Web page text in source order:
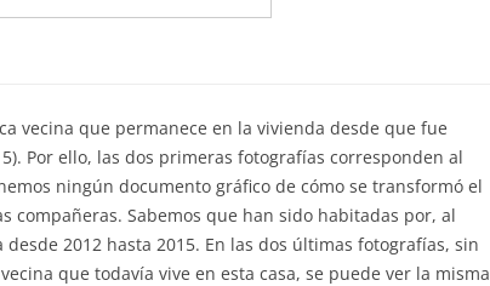
vecina que permanece en la vivienda desde que fue
Por ello, las dos primeras fotografías corresponden al
ningún documento gráfico de cómo se transformó el
compañeras. Sabemos que han sido habitadas por, al
2012 hasta 2015. En las dos últimas fotografías, sin
que todavía vive en esta casa, se puede ver la misma